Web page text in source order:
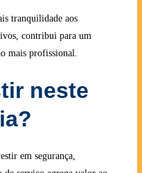
tranquilidade aos
contribui para um
mais profissional.
neste
em segurança,